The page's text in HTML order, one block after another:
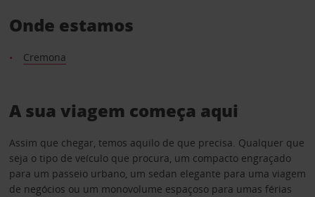
Onde estamos
Cremona
A sua viagem começa aqui
Assim que chegar, temos aquilo de que precisa. Qualquer que
seja o tipo de veículo que procura, um compacto engraçado
para um passeio urbano, um sedan elegante para uma viagem
de negócios ou um monovolume espaçoso para umas férias